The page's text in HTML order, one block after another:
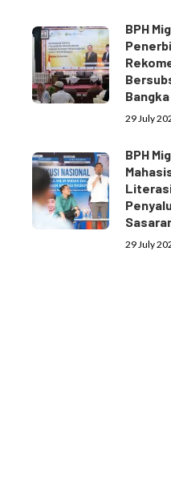
BPH
Bangka
29 July
BPH
29 July